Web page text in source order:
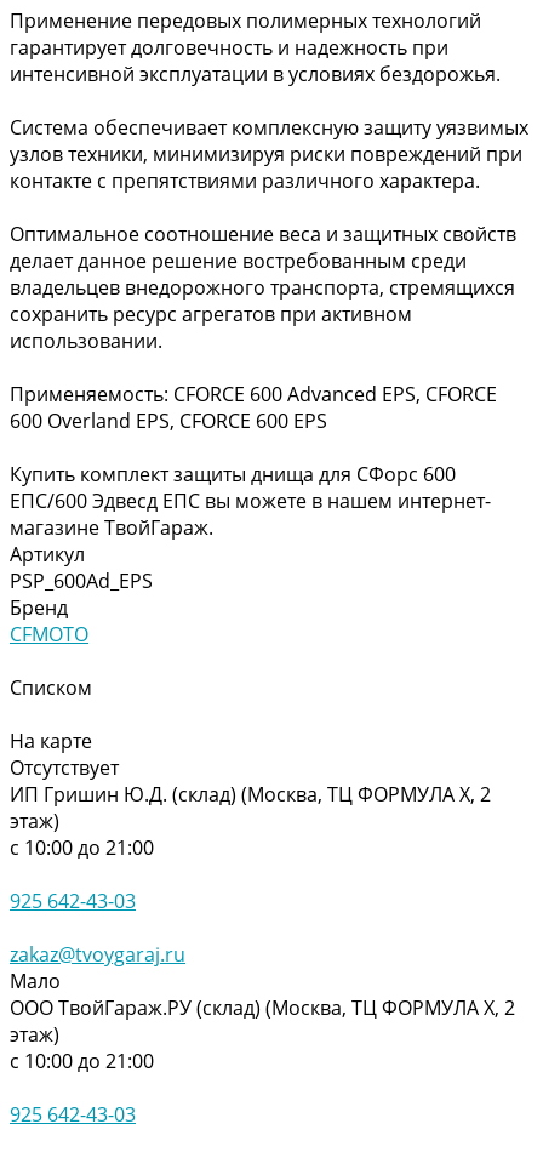
Применение передовых полимерных технологий
гарантирует долговечность и надежность при
интенсивной эксплуатации в условиях бездорожья.
Система обеспечивает комплексную защиту уязвимых
узлов техники, минимизируя риски повреждений при
контакте с препятствиями различного характера.
Оптимальное соотношение веса и защитных свойств
делает данное решение востребованным среди
владельцев внедорожного транспорта, стремящихся
сохранить ресурс агрегатов при активном
использовании.
Применяемость: CFORCE 600 Advanced EPS, CFORCE
600 Overland EPS, CFORCE 600 EPS
Купить комплект защиты днища для СФорс 600
ЕПС/600 Эдвесд ЕПС вы можете в нашем интернет-
магазине ТвойГараж.
Артикул
PSP_600Ad_EPS
Бренд
CFMOTO
Списком
На карте
Отсутствует
ИП Гришин Ю.Д. (склад) (Москва, ТЦ ФОРМУЛА Х, 2
этаж)
с 10:00 до 21:00
925 642-43-03
zakaz@tvoygaraj.ru
Мало
ООО ТвойГараж.РУ (склад) (Москва, ТЦ ФОРМУЛА Х, 2
этаж)
с 10:00 до 21:00
925 642-43-03